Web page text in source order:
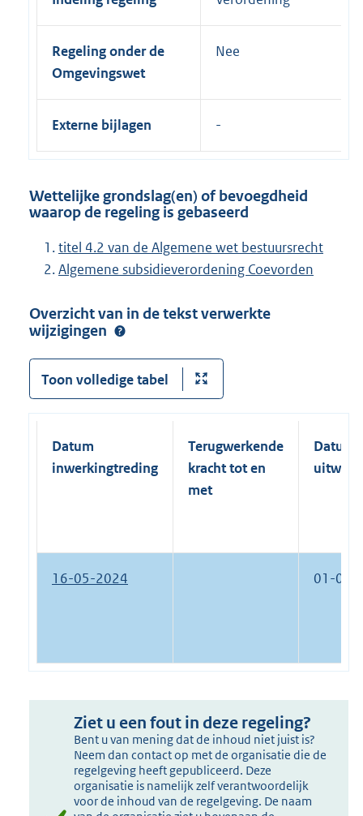
Regeling onder de
Omgevingswet
Nee
Externe bijlagen
Wettelijke grondslag(en) of bevoegdheid
waarop de regeling is gebaseerd
titel 4.2 van de Algemene wet bestuursrecht
Algemene subsidieverordening Coevorden
Overzicht van in de tekst verwerkte
wijzigingen
Toon volledige tabel
Datum
inwerkingtreding
Terugwerkende
kracht tot en
met
Datum
16-05-2024 01-01-
Ziet u een fout in deze regeling?
Bent u van mening dat de inhoud niet juist is?
Neem dan contact op met de organisatie die de
regelgeving heeft gepubliceerd. Deze
organisatie is namelijk zelf verantwoordelijk
voor de inhoud van de regelgeving. De naam